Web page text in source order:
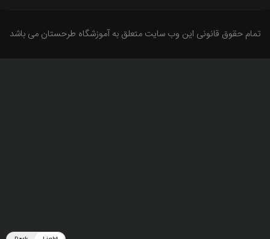
تمام حقوق قانونی این وب سایت متعلق به آموزشگاه طرحستان می باشد